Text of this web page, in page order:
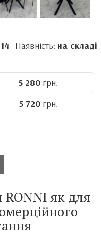
Наявність: на складі
5 280 грн.
5 720 грн.
RONNI як для